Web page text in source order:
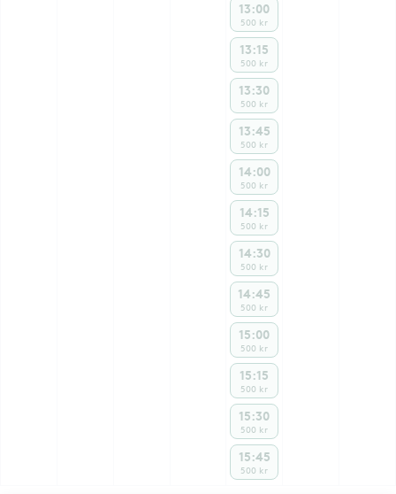
13:00
500 kr
13:15
500 kr
13:30
500 kr
13:45
500 kr
14:00
500 kr
14:15
500 kr
14:30
500 kr
14:45
500 kr
15:00
500 kr
15:15
500 kr
15:30
500 kr
15:45
500 kr